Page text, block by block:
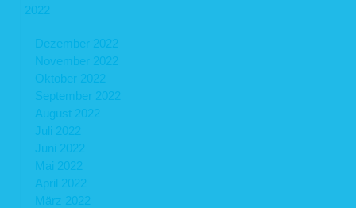
2022
Dezember 2022
November 2022
Oktober 2022
September 2022
August 2022
Juli 2022
Juni 2022
Mai 2022
April 2022
März 2022